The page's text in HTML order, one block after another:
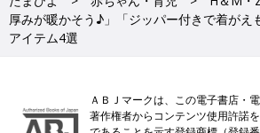
厚みが暖かそう♪」「ジッパー付きで着がえ
アイテム4選
ＡＢＪマークは、この電子書店・
著作権者からコンテンツ使用許諾